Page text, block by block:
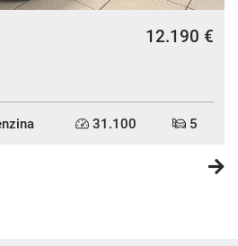
12.190 €
31.100 5